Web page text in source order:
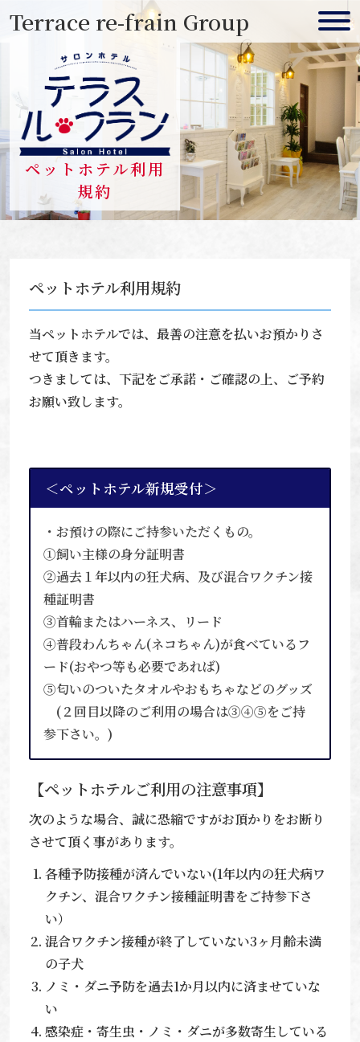
Terrace re-frain Group
ペットホテル利用
規約
ペットホテル利用規約
当ペットホテルでは、最善の注意を払いお預かりさ
せて頂きます。
つきましては、下記をご承諾・ご確認の上、ご予約
お願い致します。
＜ペットホテル新規受付＞
・お預けの際にご持参いただくもの。
①飼い主様の身分証明書
②過去１年以内の狂犬病、及び混合ワクチン接
種証明書
③首輪またはハーネス、リード
④普段わんちゃん(ネコちゃん)が食べているフ
ード(おやつ等も必要であれば)
⑤匂いのついたタオルやおもちゃなどのグッズ
(２回目以降のご利用の場合は③④⑤をご持
参下さい。)
【ペットホテルご利用の注意事項】
次のような場合、誠に恐縮ですがお頂かりをお断り
させて頂く事があります。
各種予防接種が済んでいない(1年以内の狂犬病ワ
クチン、混合ワクチン接種証明書をご持参下さ
い）
混合ワクチン接種が終了していない3ヶ月齢未満
の子犬
ノミ・ダニ予防を過去1か月以内に済ませていな
い
感染症・寄生虫・ノミ・ダニが多数寄生している